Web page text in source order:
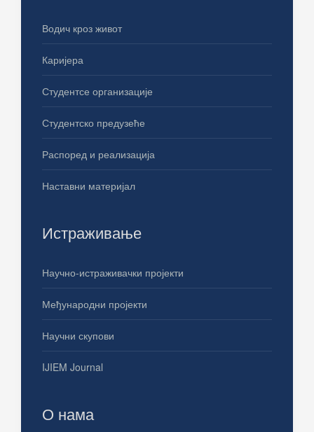
Водич кроз живот
Каријера
Студентсе организације
Студентско предузеће
Распоред и реализација
Наставни материјал
Истраживање
Научно-истраживачки пројекти
Међународни пројекти
Научни скупови
IJIEM Journal
О нама